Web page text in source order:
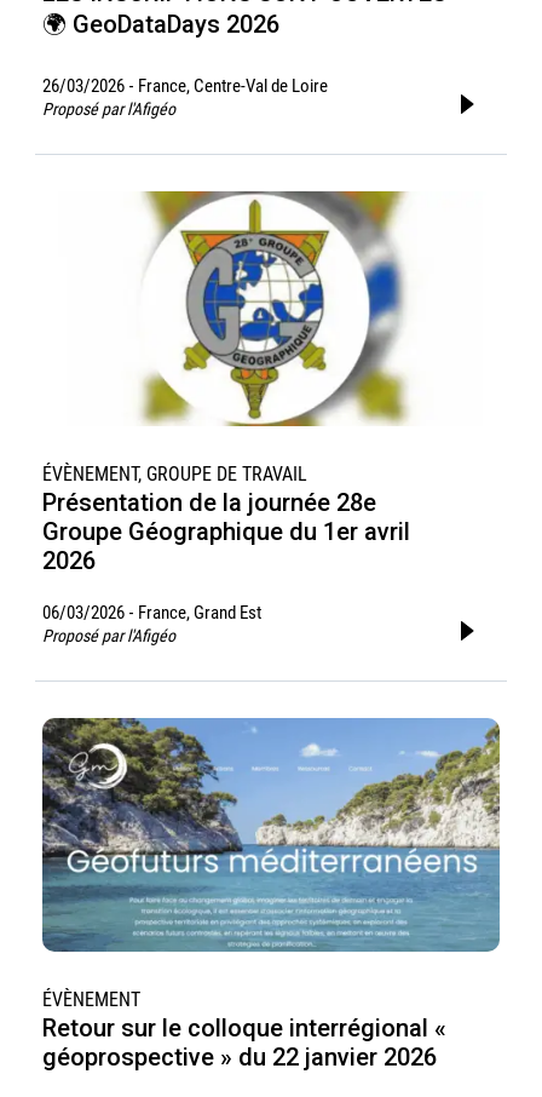
🌍 GeoDataDays 2026
26/03/2026 - France, Centre-Val de Loire
Proposé par l'Afigéo
ÉVÈNEMENT, GROUPE DE TRAVAIL
Présentation de la journée 28e
Groupe Géographique du 1er avril
2026
06/03/2026 - France, Grand Est
Proposé par l'Afigéo
ÉVÈNEMENT
Retour sur le colloque interrégional «
géoprospective » du 22 janvier 2026